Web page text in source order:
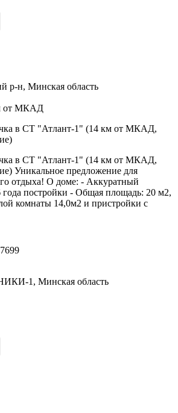
р-н, Минская область
от МКАД
в СТ "Атлант-1" (14 км от МКАД,
в СТ "Атлант-1" (14 км от МКАД,
Уникальное предложение для
отдыха! О доме: - Аккуратный
постройки - Общая площадь: 20 м2,
комнаты 14,0м2 и пристройки с
1, Минская область